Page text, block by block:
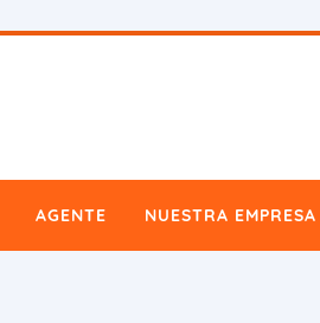
AGENTE NUESTRA EMPRESA